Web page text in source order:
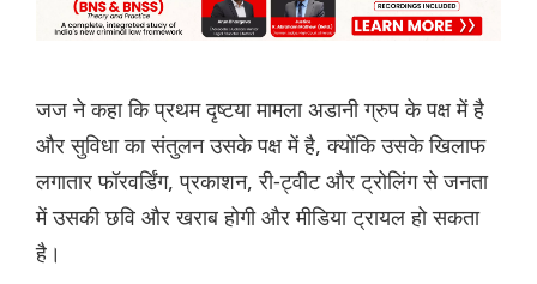
जज ने कहा कि प्रथम दृष्टया मामला अडानी ग्रुप के पक्ष में है
और सुविधा का संतुलन उसके पक्ष में है, क्योंकि उसके खिलाफ
लगातार फॉरवर्डिंग, प्रकाशन, री-ट्वीट और ट्रोलिंग से जनता
में उसकी छवि और खराब होगी और मीडिया ट्रायल हो सकता
है।